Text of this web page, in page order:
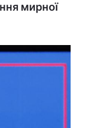
мирної